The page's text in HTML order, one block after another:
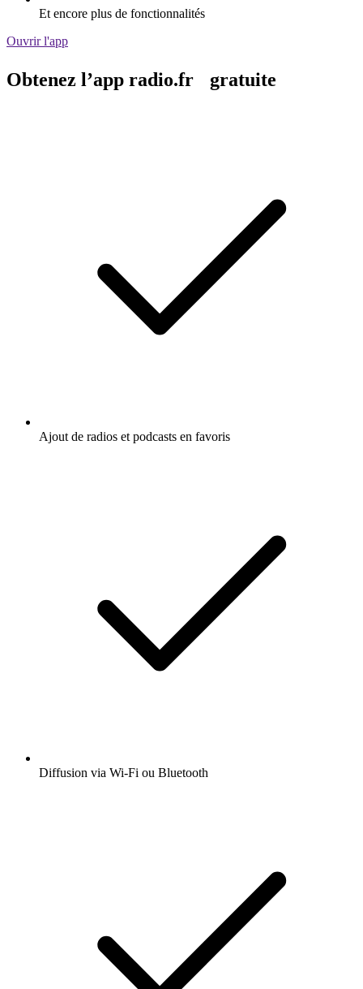
Et encore plus de fonctionnalités
Ouvrir l'app
Obtenez l’app radio.fr gratuite
Ajout de radios et podcasts en favoris
Diffusion via Wi-Fi ou Bluetooth